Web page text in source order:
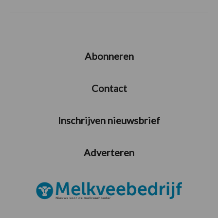
Abonneren
Contact
Inschrijven nieuwsbrief
Adverteren